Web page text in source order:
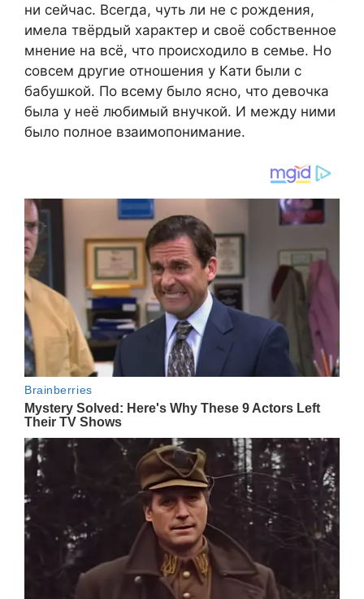
ни сейчас. Всегда, чуть ли не с рождения,
имела твёрдый характер и своё собственное
мнение на всё, что происходило в семье. Но
совсем другие отношения у Кати были с
бабушкой. По всему было ясно, что девочка
была у неё любимый внучкой. И между ними
было полное взаимопонимание.